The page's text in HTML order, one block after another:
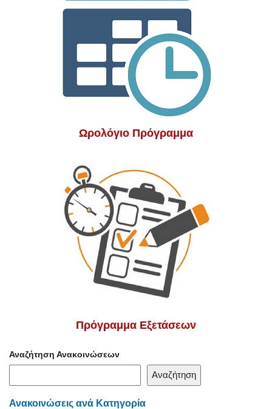
Ωρολόγιο Πρόγραμμα
Πρόγραμμα Εξετάσεων
Αναζήτηση Ανακοινώσεων
Αναζήτηση
Ανακοινώσεις ανά Κατηγορία